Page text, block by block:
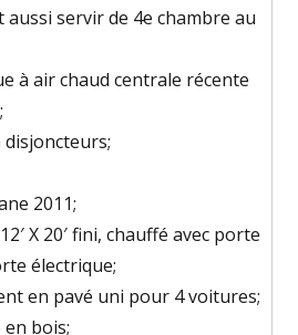
servir de 4e chambre au
à air chaud centrale récente
2011;
X 20′ fini, chauffé avec porte
électrique;
en pavé uni pour 4 voitures;
bois;